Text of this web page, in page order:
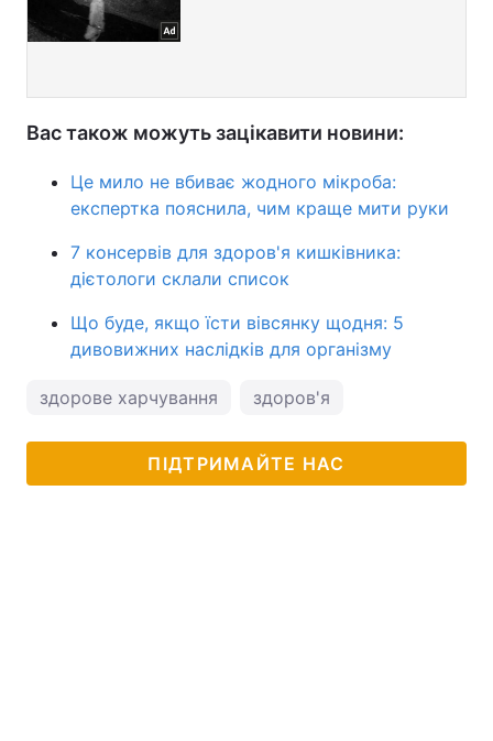
Вас також можуть зацікавити новини:
Це мило не вбиває жодного мікроба:
експертка пояснила, чим краще мити руки
7 консервів для здоров'я кишківника:
дієтологи склали список
Що буде, якщо їсти вівсянку щодня: 5
дивовижних наслідків для організму
здорове харчування здоров'я
ПІДТРИМАЙТЕ НАС